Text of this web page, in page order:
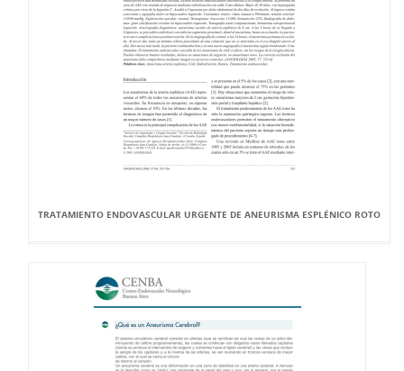
TRATAMIENTO ENDOVASCULAR URGENTE DE ANEURISMA ESPLÉNICO ROTO